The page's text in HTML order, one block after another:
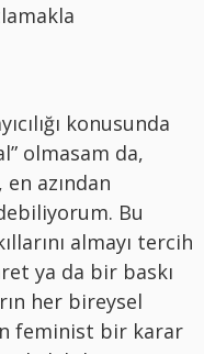
konusunda
olmasam da,
azından
Bu
almayı tercih
ya da bir baskı
her bireysel
feminist bir karar